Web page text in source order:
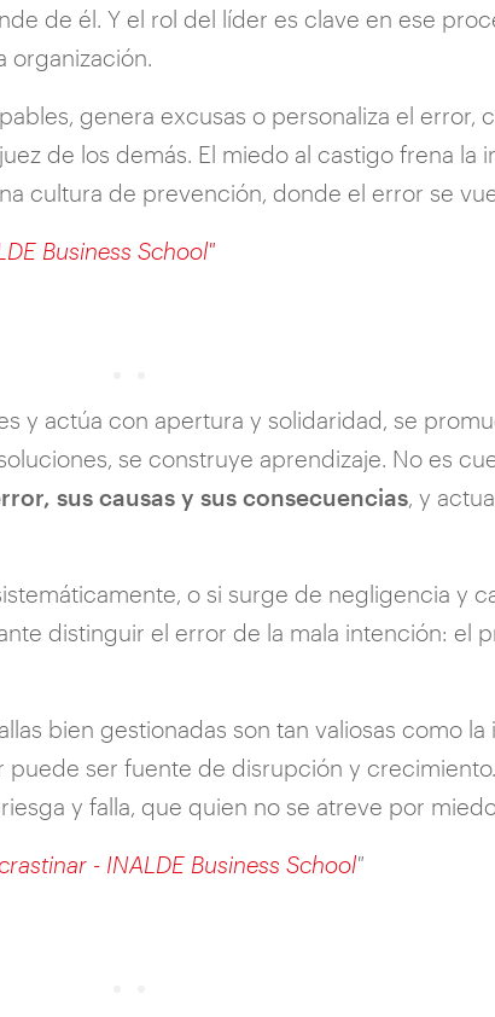
de él. Y el rol del líder es clave en ese
organización.
genera excusas o personaliza el error,
de los demás. El miedo al castigo frena la
cultura de prevención, donde el error se
Business School"
y actúa con apertura y solidaridad, se
se construye aprendizaje. No es
sus causas y sus consecuencias, y
o si surge de negligencia y
distinguir el error de la mala intención: el
bien gestionadas son tan valiosas como
ser fuente de disrupción y
y falla, que quien no se atreve por
- INALDE Business School"